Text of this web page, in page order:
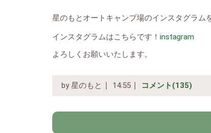
星のもとオートキャンプ場のインスタグラム
インスタグラムはこちらです！ instagram
よろしくお願いいたします。
by 星のもと 14:55 コメント(135)